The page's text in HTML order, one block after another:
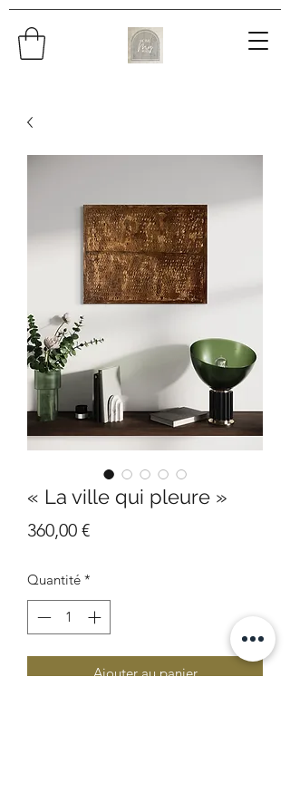
« La ville qui pleure »
360,00 €Prix
Quantité *
Ajouter au panier